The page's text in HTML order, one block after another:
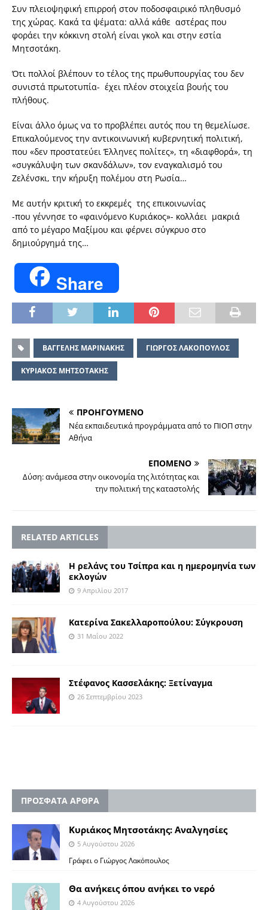
Συν πλειοψηφική επιρροή στον ποδοσφαιρικό πληθυσμό
της χώρας. Κακά τα ψέματα: αλλά κάθε αστέρας που
φοράει την κόκκινη στολή είναι γκολ και στην εστία
Μητσοτάκη.
Ότι πολλοί βλέπουν το τέλος της πρωθυπουργίας του δεν
συνιστά πρωτοτυπία- έχει πλέον στοιχεία βουής του
πλήθους.
Είναι άλλο όμως να το προβλέπει αυτός που τη θεμελίωσε.
Επικαλούμενος την αντικοινωνική κυβερνητική πολιτική,
που «δεν προστατεύει Έλληνες πολίτες», τη «διαφθορά», τη
«συγκάλυψη των σκανδάλων», τον εναγκαλισμό του
Ζελένσκι, την κήρυξη πολέμου στη Ρωσία…
Με αυτήν κριτική το εκκρεμές της επικοινωνίας
-που γέννησε το «φαινόμενο Κυριάκος»- κολλάει μακριά
από το μέγαρο Μαξίμου και φέρνει σύγκρυο στο
δημιούργημά της…
Share
ΒΑΓΓΕΛΗΣ ΜΑΡΙΝΑΚΗΣ ΓΙΩΡΓΟΣ ΛΑΚΟΠΟΥΛΟΣ
ΚΥΡΙΑΚΟΣ ΜΗΤΣΟΤΑΚΗΣ
ΠΡΟΗΓΟΥΜΕΝΟ
Νέα εκπαιδευτικά προγράμματα από το ΠΙΟΠ στην
Αθήνα
ΕΠΟΜΕΝΟ
Δύση: ανάμεσα στην οικονομία της λιτότητας και
την πολιτική της καταστολής
RELATED ARTICLES
Η ρελάνς του Τσίπρα και η ημερομηνία των
εκλογών
9 Απριλίου 2017
Κατερίνα Σακελλαροπούλου: Σύγκρουση
31 Μαΐου 2022
Στέφανος Κασσελάκης: Ξετίναγμα
26 Σεπτεμβρίου 2023
ΠΡΟΣΦΑΤΑ ΑΡΘΡΑ
Κυριάκος Μητσοτάκης: Αναλγησίες
5 Αυγούστου 2026
Γράφει ο Γιώργος Λακόπουλος
Θα ανήκεις όπου ανήκει το νερό
4 Αυγούστου 2026